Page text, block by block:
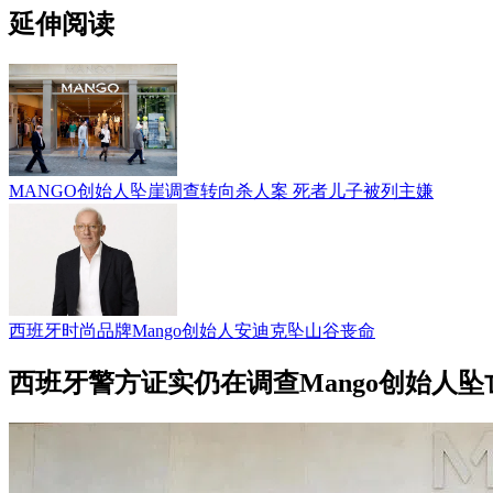
延伸阅读
MANGO创始人坠崖调查转向杀人案 死者儿子被列主嫌
西班牙时尚品牌Mango创始人安迪克坠山谷丧命
西班牙警方证实仍在调查Mango创始人坠